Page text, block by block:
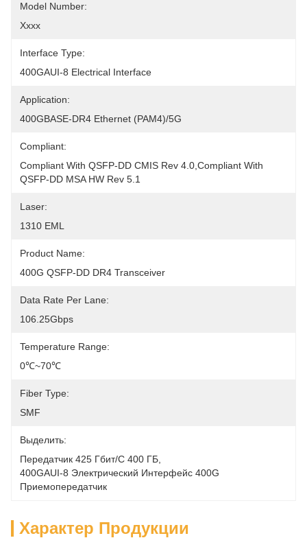
Model Number:
Xxxx
Interface Type:
400GAUI-8 Electrical Interface
Application:
400GBASE-DR4 Ethernet (PAM4)/5G
Compliant:
Compliant With QSFP-DD CMIS Rev 4.0,Compliant With
QSFP-DD MSA HW Rev 5.1
Laser:
1310 EML
Product Name:
400G QSFP-DD DR4 Transceiver
Data Rate Per Lane:
106.25Gbps
Temperature Range:
0℃~70℃
Fiber Type:
SMF
Выделить:
Передатчик 425 Гбит/с 400 ГБ
400GAUI-8 Электрический Интерфейс 400G
Приемопередатчик
Характер Продукции